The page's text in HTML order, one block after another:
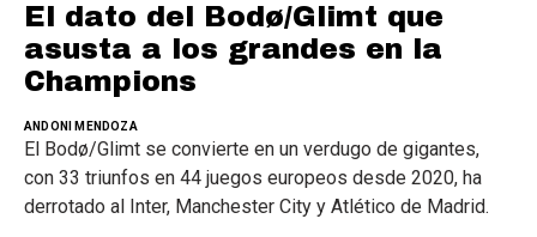
El dato del Bodø/Glimt que
asusta a los grandes en la
Champions
ANDONI MENDOZA
El Bodø/Glimt se convierte en un verdugo de gigantes,
con 33 triunfos en 44 juegos europeos desde 2020, ha
derrotado al Inter, Manchester City y Atlético de Madrid.